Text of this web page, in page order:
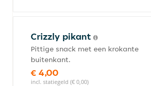
Crizzly pikant
Pittige snack met een krokante
buitenkant.
€ 4,00
incl. statiegeld (€ 0,00)